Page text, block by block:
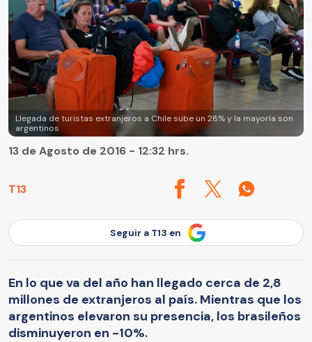
Llegada de turistas extranjeros a Chile sube un 28% y la mayoría son
argentinos
T13
13 de Agosto de 2016 - 12:32 hrs.
Seguir a T13 en
En lo que va del año han llegado cerca de 2,8
millones de extranjeros al país. Mientras que los
argentinos elevaron su presencia, los brasileños
disminuyeron en -10%.